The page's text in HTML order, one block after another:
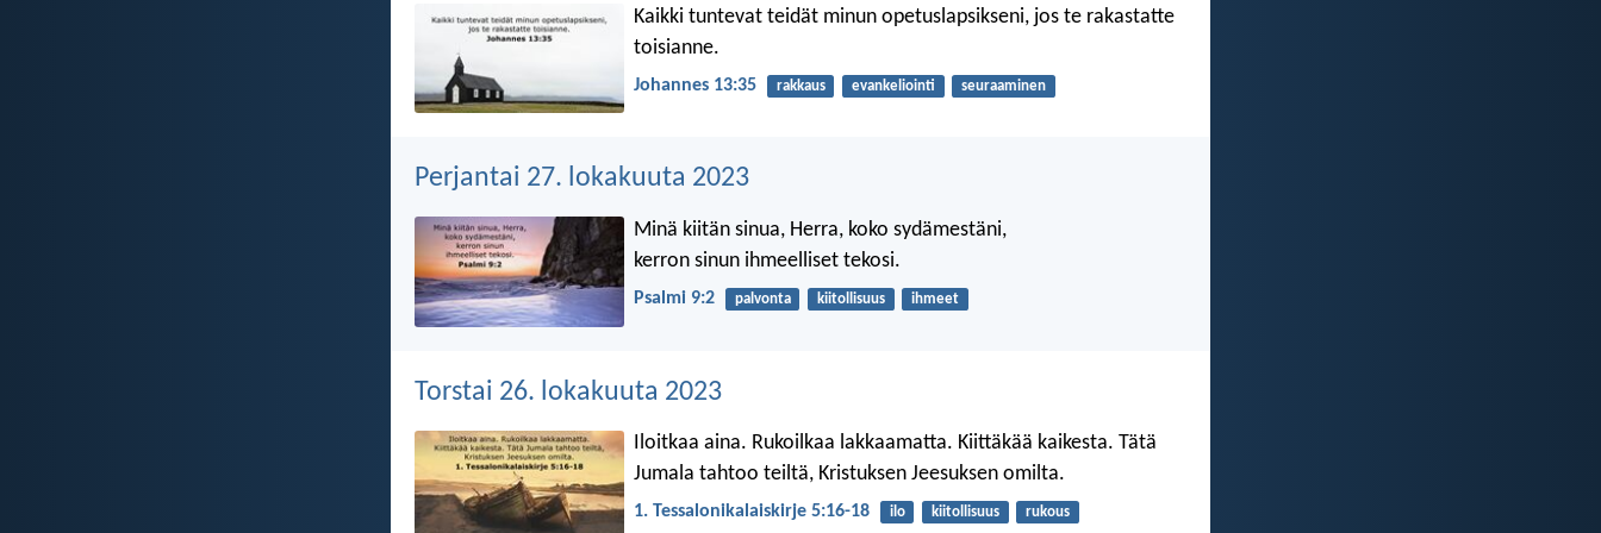
Kaikki tuntevat teidät minun opetuslapsikseni, jos te rakastatte
toisianne.
Johannes 13:35 rakkaus evankeliointi seuraaminen
Perjantai 27. lokakuuta 2023
Minä kiitän sinua, Herra, koko sydämestäni,
kerron sinun ihmeelliset tekosi.
Psalmi 9:2 palvonta kiitollisuus ihmeet
Torstai 26. lokakuuta 2023
Iloitkaa aina. Rukoilkaa lakkaamatta. Kiittäkää kaikesta. Tätä
Jumala tahtoo teiltä, Kristuksen Jeesuksen omilta.
1. Tessalonikalaiskirje 5:16-18 ilo kiitollisuus rukous